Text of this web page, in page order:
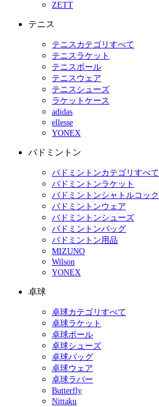
ZETT
テニス
テニスカテゴリすべて
テニスラケット
テニスボール
テニスウェア
テニスシューズ
ラケットケース
adidas
ellesse
YONEX
バドミントン
バドミントンカテゴリすべて
バドミントンラケット
バドミントンシャトルコック
バドミントンウェア
バドミントンシューズ
バドミントンバッグ
バドミントン用品
MIZUNO
Wilson
YONEX
卓球
卓球カテゴリすべて
卓球ラケット
卓球ボール
卓球シューズ
卓球バッグ
卓球ウェア
卓球ラバー
Butterfly
Nittaku